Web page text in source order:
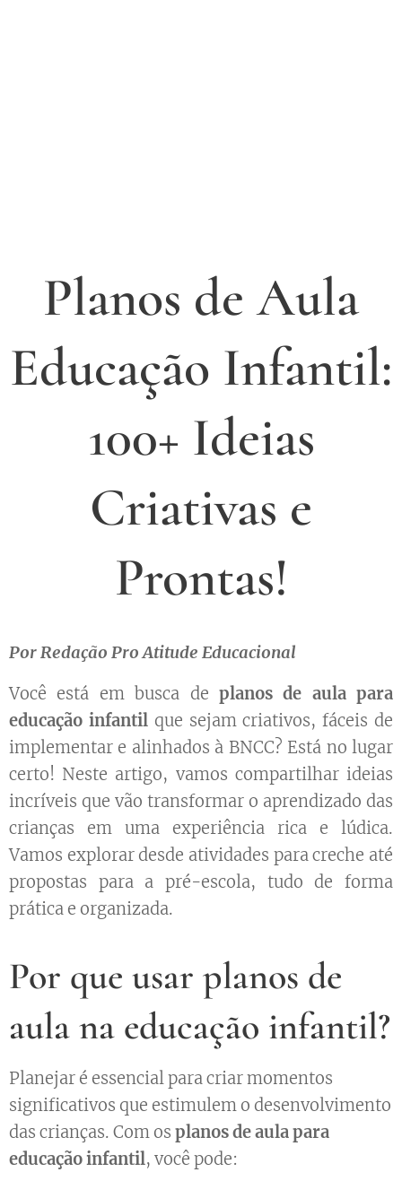
Planos de Aula
Educação Infantil:
100+ Ideias
Criativas e
Prontas!
Por Redação Pro Atitude Educacional
Você está em busca de planos de aula para
educação infantil que sejam criativos, fáceis de
implementar e alinhados à BNCC? Está no lugar
certo! Neste artigo, vamos compartilhar ideias
incríveis que vão transformar o aprendizado das
crianças em uma experiência rica e lúdica.
Vamos explorar desde atividades para creche até
propostas para a pré-escola, tudo de forma
prática e organizada.
Por que usar planos de
aula na educação infantil?
Planejar é essencial para criar momentos
significativos que estimulem o desenvolvimento
das crianças. Com os planos de aula para
educação infantil, você pode: